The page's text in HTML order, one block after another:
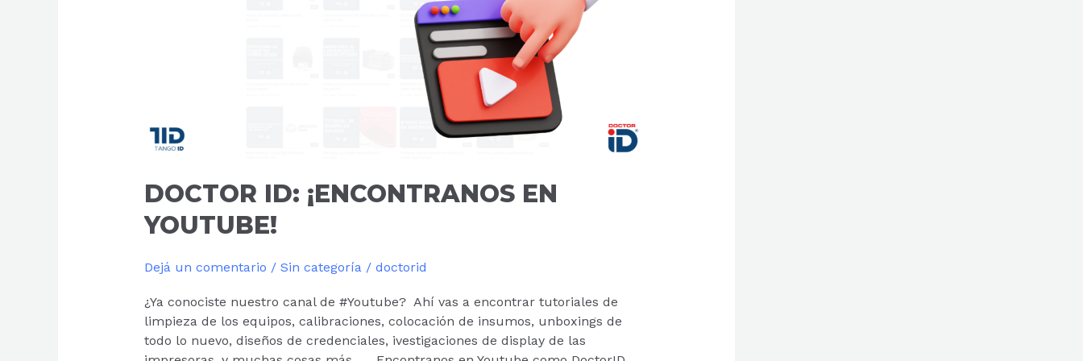
DOCTOR ID: ¡ENCONTRANOS EN
YOUTUBE!
Dejá un comentario / Sin categoría/ doctorid
¿Ya conociste nuestro canal de #Youtube? Ahí vas a encontrar tutoriales de
limpieza de los equipos, calibraciones, colocación de insumos, unboxings de
todo lo nuevo, diseños de credenciales, ivestigaciones de display de las